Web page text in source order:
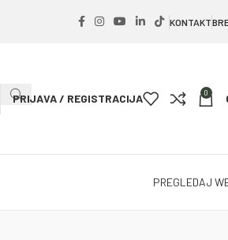
KONTAKT
PRIJAVA / REGISTRACIJA 0
PREGLEDAJ